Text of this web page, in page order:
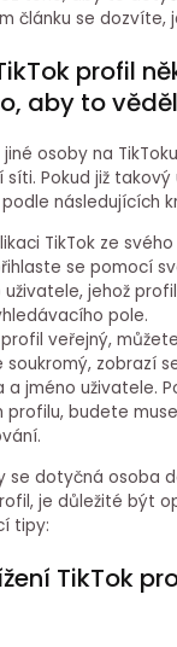
článku se dozvíte,
profil
aby to
osoby na
Pokud již
následujících
TikTok ze
se pomocí
jehož
pole.
veřejný,
soukromý, zobrazí
jméno uživatele.
profilu, budete
se dotyčná osoba
je důležité být
tipy:
TikTok